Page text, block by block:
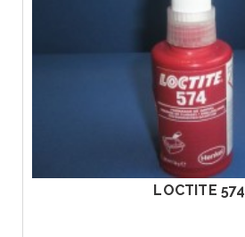
ΔΕΙΤΕ ΤΟ ΠΡΟΙΟΝ
LOCTITE 574